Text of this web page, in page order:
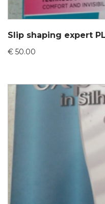
Slip shaping expert
€ 50.00